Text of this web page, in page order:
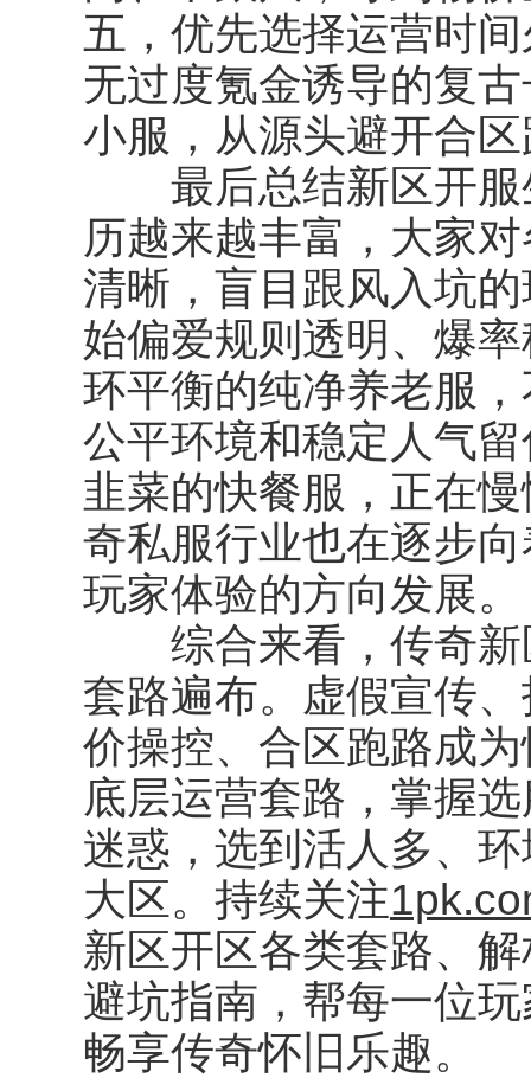
五，优先选择运营时
无过度氪金诱导的复
小服，从源头避开合
最后总结新区开服
历越来越丰富，大家
清晰，盲目跟风入坑
始偏爱规则透明、爆
环平衡的纯净养老服
公平环境和稳定人气
韭菜的快餐服，正在
奇私服行业也在逐步
玩家体验的方向发展。
综合来看，传奇新
套路遍布。虚假宣传
价操控、合区跑路成
底层运营套路，掌握
迷惑，选到活人多、
大区。持续关注
新区开区各类套路、
避坑指南，帮每一位
畅享传奇怀旧乐趣。